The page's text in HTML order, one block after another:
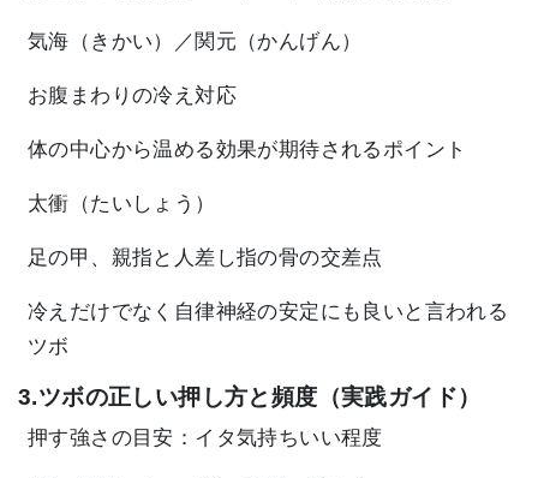
気海（きかい）／関元（かんげん）
お腹まわりの冷え対応
体の中心から温める効果が期待されるポイント
太衝（たいしょう）
足の甲、親指と人差し指の骨の交差点
冷えだけでなく自律神経の安定にも良いと言われる
ツボ
3.ツボの正しい押し方と頻度（実践ガイド）
押す強さの目安：イタ気持ちいい程度